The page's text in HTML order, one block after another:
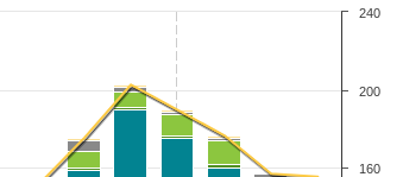
160
200
240